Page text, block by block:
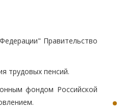
Правительство
трудовых пенсий.
фондом Российской